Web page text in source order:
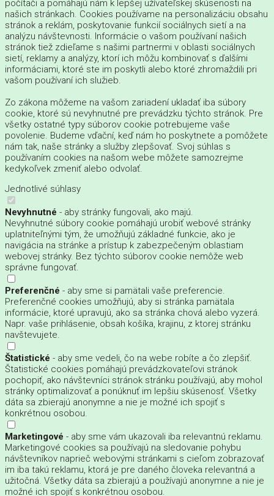
počítači a pomáhajú nám k lepšej užívateľskej skúsenosti na
našich stránkach. Cookies používame na personalizáciu obsahu
stránok a reklám, poskytovanie funkcií sociálnych sietí a na
analýzu návštevnosti. Informácie o vašom používaní našich
stránok tiež zdieľame s našimi partnermi v oblasti sociálnych
sietí, reklamy a analýzy, ktorí ich môžu kombinovať s ďalšími
informáciami, ktoré ste im poskytli alebo ktoré zhromaždili pri
vašom používaní ich služieb.
Zo zákona môžeme na vašom zariadení ukladať iba súbory
cookie, ktoré sú nevyhnutné pre prevádzku týchto stránok. Pre
všetky ostatné typy súborov cookie potrebujeme vaše
povolenie. Budeme vďační, keď nám ho poskytnete a pomôžete
nám tak, naše stránky a služby zlepšovať. Svoj súhlas s
používaním cookies na našom webe môžete samozrejme
kedykoľvek zmeniť alebo odvolať.
Jednotlivé súhlasy
Nevyhnutné - aby stránky fungovali, ako majú.
Nevyhnutné súbory cookie pomáhajú urobiť webové stránky
uplatniteľnými tým, že umožňujú základné funkcie, ako je
navigácia na stránke a prístup k zabezpečeným oblastiam
webovej stránky. Bez týchto súborov cookie nemôže web
správne fungovať.
Preferenčné - aby sme si pamätali vaše preferencie.
Preferenčné cookies umožňujú, aby si stránka pamätala
informácie, ktoré upravujú, ako sa stránka chová alebo vyzerá.
Napr. vaše prihlásenie, obsah košíka, krajinu, z ktorej stránku
navštevujete.
Štatistické - aby sme vedeli, čo na webe robíte a čo zlepšiť.
Štatistické cookies pomáhajú prevádzkovateľovi stránok
pochopiť, ako návštevníci stránok stránku používajú, aby mohol
stránky optimalizovať a ponúknuť im lepšiu skúsenosť. Všetky
dáta sa zbierajú anonymne a nie je možné ich spojiť s
konkrétnou osobou.
Marketingové - aby sme vám ukazovali iba relevantnú reklamu.
Marketingové cookies sa používajú na sledovanie pohybu
návštevníkov naprieč webovými stránkami s cieľom zobrazovať
im iba takú reklamu, ktorá je pre daného človeka relevantná a
užitočná. Všetky dáta sa zbierajú a používajú anonymne a nie je
možné ich spojiť s konkrétnou osobou.